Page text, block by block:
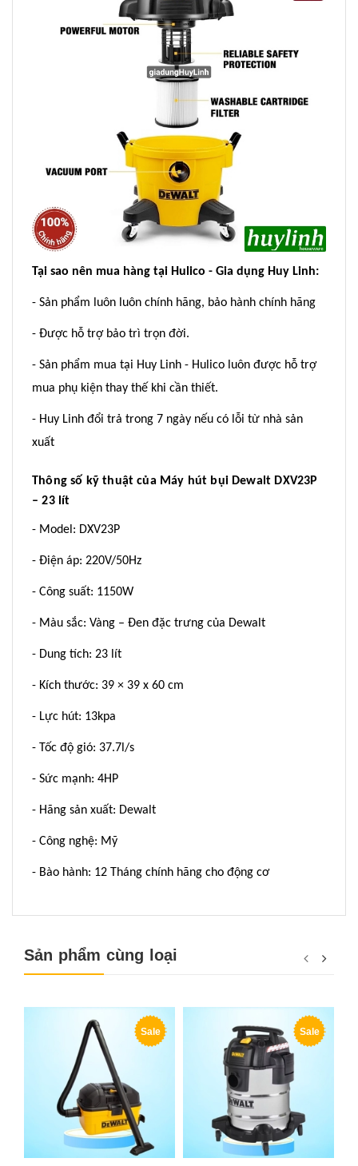
Tại sao nên mua hàng tại Hulico - Gia dụng Huy Linh:
- Sản phẩm luôn luôn chính hãng, bảo hành chính hãng
- Được hỗ trợ bảo trì trọn đời.
- Sản phẩm mua tại Huy Linh - Hulico luôn được hỗ trợ
mua phụ kiện thay thế khi cần thiết.
- Huy Linh đổi trả trong 7 ngày nếu có lỗi từ nhà sản
xuất
Thông số kỹ thuật của Máy hút bụi Dewalt DXV23P
– 23 lít
- Model: DXV23P
- Điện áp: 220V/50Hz
- Công suất: 1150W
- Màu sắc: Vàng – Đen đặc trưng của Dewalt
- Dung tích: 23 lít
- Kích thước: 39 × 39 x 60 cm
- Lực hút: 13kpa
- Tốc độ gió: 37.7l/s
- Sức mạnh: 4HP
- Hãng sản xuất: Dewalt
- Công nghệ: Mỹ
- Bào hành: 12 Tháng chính hãng cho động cơ
Sản phẩm cùng loại
Sale Sale